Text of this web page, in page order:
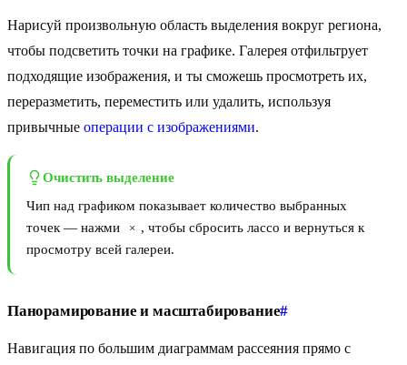
Нарисуй произвольную область выделения вокруг региона,
чтобы подсветить точки на графике. Галерея отфильтрует
подходящие изображения, и ты сможешь просмотреть их,
переразметить, переместить или удалить, используя
привычные операции с изображениями.
Очистить выделение
Чип над графиком показывает количество выбранных
точек — нажми
× , чтобы сбросить лассо и вернуться к
просмотру всей галереи.
Панорамирование и масштабирование#
Навигация по большим диаграммам рассеяния прямо с